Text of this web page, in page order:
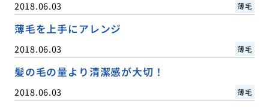
2018.06.03 薄毛
薄毛を上手にアレンジ
2018.06.03 薄毛
髪の毛の量より清潔感が大切！
2018.06.03 薄毛